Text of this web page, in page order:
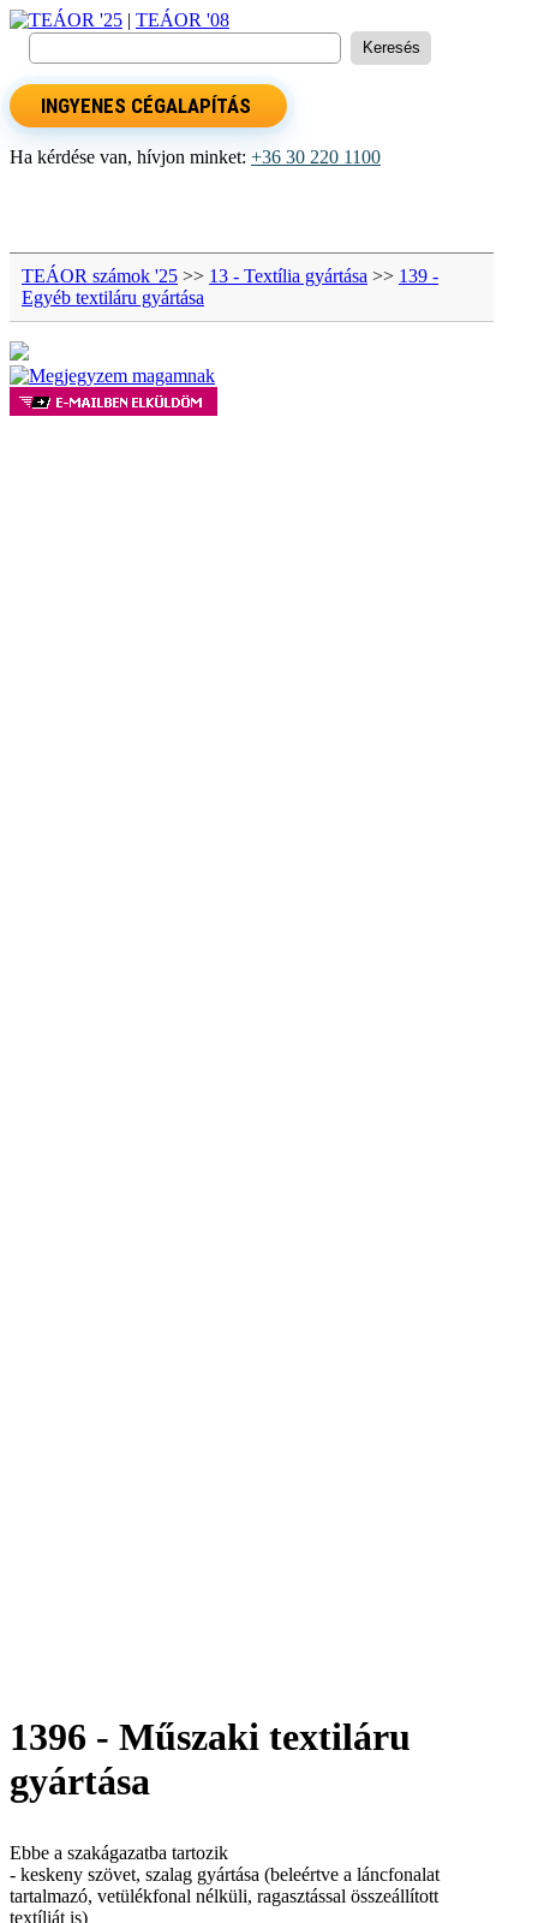
TEÁOR '25 | TEÁOR '08
INGYENES CÉGALAPÍTÁS
Ha kérdése van, hívjon minket: +36 30 220 1100
TEÁOR számok '25 >> 13 - Textília gyártása >> 139 -
Egyéb textiláru gyártása
1396 - Műszaki textiláru
gyártása
Ebbe a szakágazatba tartozik
- keskeny szövet, szalag gyártása (beleértve a láncfonalat
tartalmazó, vetülékfonal nélküli, ragasztással összeállított
textíliát is)